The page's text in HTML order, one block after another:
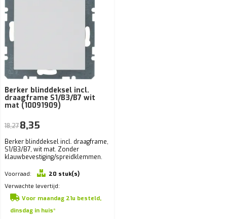
Berker blinddeksel incl.
draagframe S1/B3/B7 wit
mat (10091909)
Berker blinddeksel incl. draagframe,
S1/B3/B7, wit mat. Zonder
klauwbevestiging/spreidklemmen.
Voorraad:
20 stuk(s)
Verwachte levertijd:
Voor maandag 21u besteld,
dinsdag in huis*
18,278,35